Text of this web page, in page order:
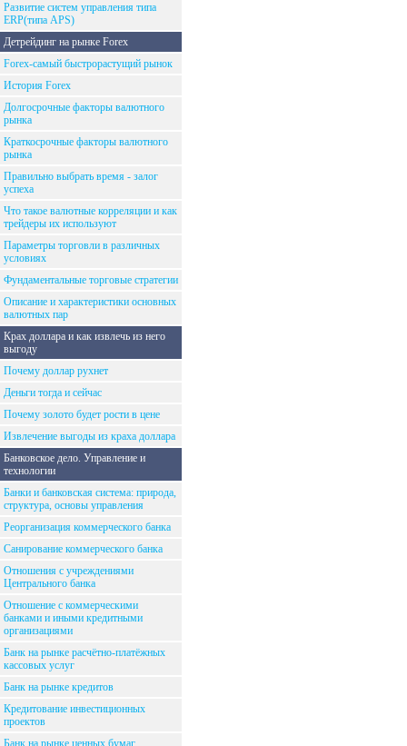
Развитие систем управления типа
ERP(типа APS)
Детрейдинг на рынке Forex
Forex-самый быстрорастущий рынок
История Forex
Долгосрочные факторы валютного
рынка
Краткосрочные факторы валютного
рынка
Правильно выбрать время - залог
успеха
Что такое валютные корреляции и как
трейдеры их используют
Параметры торговли в различных
условиях
Фундаментальные торговые стратегии
Описание и характеристики основных
валютных пар
Крах доллара и как извлечь из него
выгоду
Почему доллар рухнет
Деньги тогда и сейчас
Почему золото будет рости в цене
Извлечение выгоды из краха доллара
Банковское дело. Управление и
технологии
Банки и банковская система: природа,
структура, основы управления
Реорганизация коммерческого банка
Санирование коммерческого банка
Отношения с учреждениями
Центрального банка
Отношение с коммерческими
банками и иными кредитными
организациями
Банк на рынке расчётно-платёжных
кассовых услуг
Банк на рынке кредитов
Кредитование инвестиционных
проектов
Банк на рынке ценных бумаг